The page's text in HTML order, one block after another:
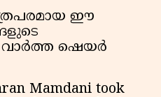
ഈ
വാർത്ത ഷെയർ
Mamdani took